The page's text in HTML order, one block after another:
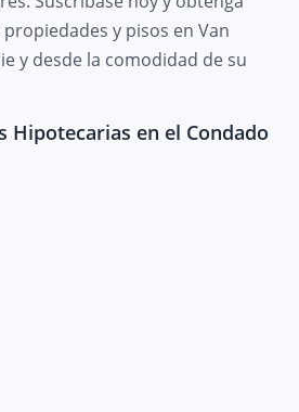
y pisos en Van
y desde la comodidad de su
Hipotecarias en el Condado